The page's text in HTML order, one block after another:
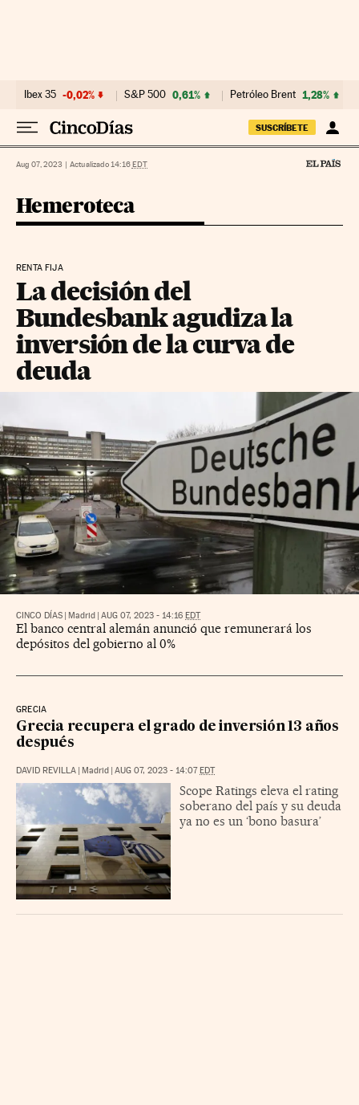
Ibex 35 -0,02% S&P 500 0,61% Petróleo Brent 1,28%
SUSCRÍBETE
Aug 07, 2023 | Actualizado 14:16EDT
Hemeroteca
RENTA FIJA
La decisión del
Bundesbank agudiza la
inversión de la curva de
deuda
CINCO DÍAS | Madrid | AUG 07, 2023 - 14:16 EDT
El banco central alemán anunció que remunerará los
depósitos del gobierno al 0%
GRECIA
Grecia recupera el grado de inversión 13 años
después
DAVID REVILLA | Madrid | AUG 07, 2023 - 14:07EDT
Scope Ratings eleva el rating
soberano del país y su deuda
ya no es un ‘bono basura’